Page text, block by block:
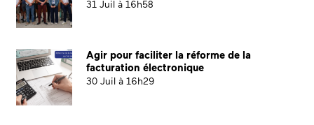
31 Juil à 16h58
Agir pour faciliter la réforme de la
facturation électronique
30 Juil à 16h29